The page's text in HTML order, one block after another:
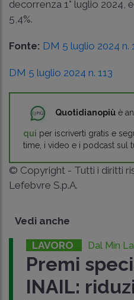
decorrenza 1° luglio 2024,
5,4%.
Fonte: DM 5 luglio 2024 n.
DM 5 luglio 2024 n. 113
Quotidianopiù è
qui per iscriverti gratis e
time, i video e i podcast sul
© Copyright - Tutti i diritti
Lefebvre S.p.A.
Vedi anche
LAVORO Dal Min
Premi
INAIL: